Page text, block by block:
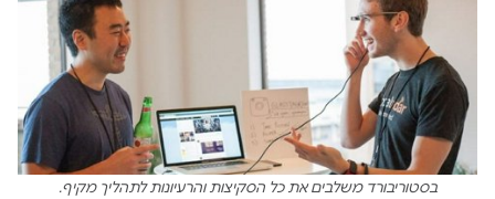
בסטוריבורד משלבים את כל הסקיצות והרעיונות לתהליך מקיף.